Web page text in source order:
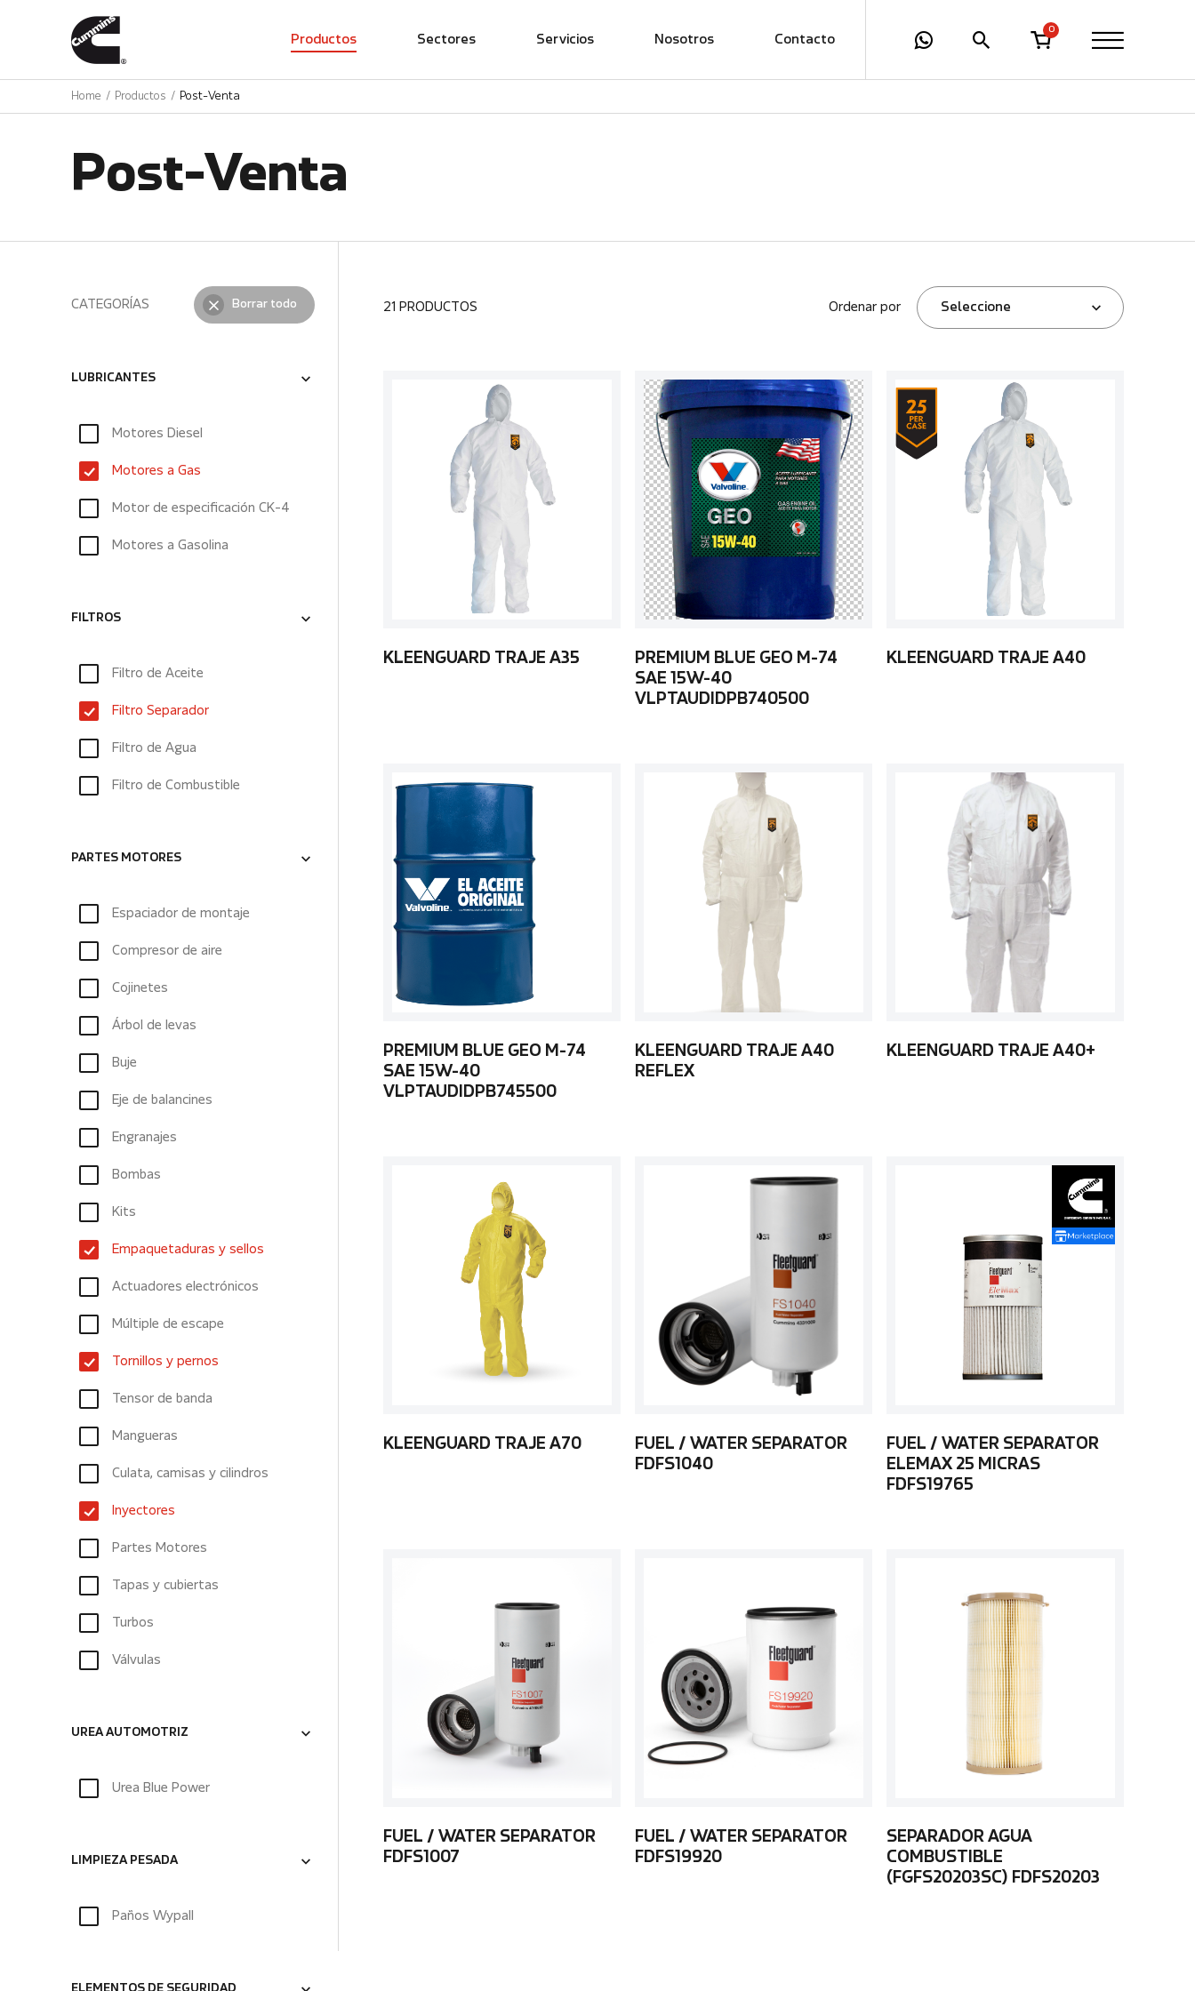
Productos Sectores Servicios Nosotros Contacto
0
Home Productos Post-Venta
Post-Venta
CATEGORÍAS Borrar todo
LUBRICANTES
Motores Diesel
Motores a Gas
Motor de especificación CK-4
Motores a Gasolina
FILTROS
Filtro de Aceite
Filtro Separador
Filtro de Agua
Filtro de Combustible
PARTES MOTORES
Espaciador de montaje
Compresor de aire
Cojinetes
Árbol de levas
Buje
Eje de balancines
Engranajes
Bombas
Kits
Empaquetaduras y sellos
Actuadores electrónicos
Múltiple de escape
Tornillos y pernos
Tensor de banda
Mangueras
Culata, camisas y cilindros
Inyectores
Partes Motores
Tapas y cubiertas
Turbos
Válvulas
UREA AUTOMOTRIZ
Urea Blue Power
LIMPIEZA PESADA
Paños Wypall
21 PRODUCTOS Ordenar por Seleccione
KLEENGUARD TRAJE A35
PREMIUM BLUE GEO M-74
SAE 15W-40
VLPTAUDIDPB740500
KLEENGUARD TRAJE A40
PREMIUM BLUE GEO M-74
SAE 15W-40
VLPTAUDIDPB745500
KLEENGUARD TRAJE A40
REFLEX
KLEENGUARD TRAJE A40+
KLEENGUARD TRAJE A70
FUEL / WATER SEPARATOR
FDFS1040
FUEL / WATER SEPARATOR
ELEMAX 25 MICRAS
FDFS19765
FUEL / WATER SEPARATOR
FDFS1007
FUEL / WATER SEPARATOR
FDFS19920
SEPARADOR AGUA
COMBUSTIBLE
(FGFS20203SC) FDFS20203